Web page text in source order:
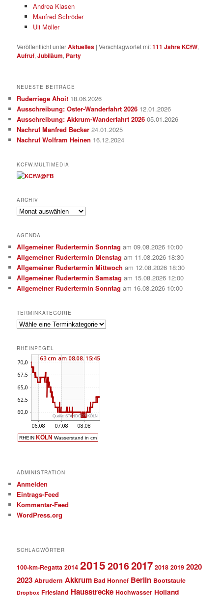
Andrea Klasen
Manfred Schröder
Uli Möller
Veröffentlicht unterAktuelles |Verschlagwortet mit111 Jahre KCfW,
Aufruf,Jubiläum, Party
NEUESTE BEITRÄGE
Ruderriege Ahoi! 18.06.2026
Ausschreibung: Oster-Wanderfahrt 2026 12.01.2026
Ausschreibung: Akkrum-Wanderfahrt 2026 05.01.2026
Nachruf Manfred Becker 24.01.2025
Nachruf Wolfram Heinen 16.12.2024
KCFW.MULTIMEDIA
ARCHIV
Archiv
AGENDA
Allgemeiner Rudertermin Sonntag am 09.08.2026 10:00
Allgemeiner Rudertermin Dienstag am 11.08.2026 18:30
Allgemeiner Rudertermin Mittwoch am 12.08.2026 18:30
Allgemeiner Rudertermin Samstag am 15.08.2026 12:00
Allgemeiner Rudertermin Sonntag am 16.08.2026 10:00
TERMINKATEGORIE
RHEINPEGEL
ADMINISTRATION
Anmelden
Eintrags-Feed
Kommentar-Feed
WordPress.org
SCHLAGWÖRTER
100-km-Regatta 2014 201520162017 2018 2019 2020
2023 Abrudern Akkrum Bad Honnef Berlin Bootstaufe
Dropbox Friesland Hausstrecke Hochwasser Holland